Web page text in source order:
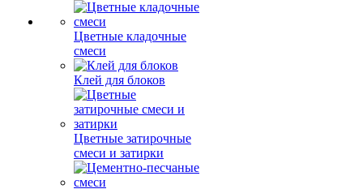
Цветные кладочные
смеси
Клей для блоков
Цветные затирочные
смеси и затирки